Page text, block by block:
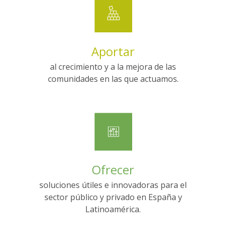
Aportar
al crecimiento y a la mejora de las
comunidades en las que actuamos.
Ofrecer
soluciones útiles e innovadoras para el
sector público y privado en España y
Latinoamérica.